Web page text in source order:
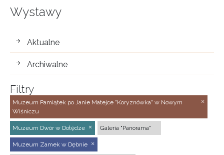
Wystawy
wystawy
Aktualne
Archiwalne
Filtry
Muzeum Pamiątek po Janie Matejce "Koryznówka" w Nowym
Wiśniczu
Muzeum Dwór w Dołędze Galeria "Panorama"
Muzeum Zamek w Dębnie